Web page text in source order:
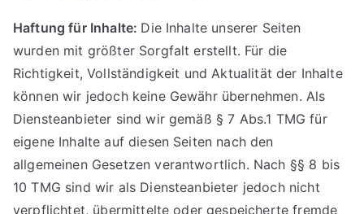
Haftung für Inhalte: Die Inhalte unserer Seiten
wurden mit größter Sorgfalt erstellt. Für die
Richtigkeit, Vollständigkeit und Aktualität der Inhalte
können wir jedoch keine Gewähr übernehmen. Als
Diensteanbieter sind wir gemäß § 7 Abs.1 TMG für
eigene Inhalte auf diesen Seiten nach den
allgemeinen Gesetzen verantwortlich. Nach §§ 8 bis
10 TMG sind wir als Diensteanbieter jedoch nicht
verpflichtet, übermittelte oder gespeicherte fremde